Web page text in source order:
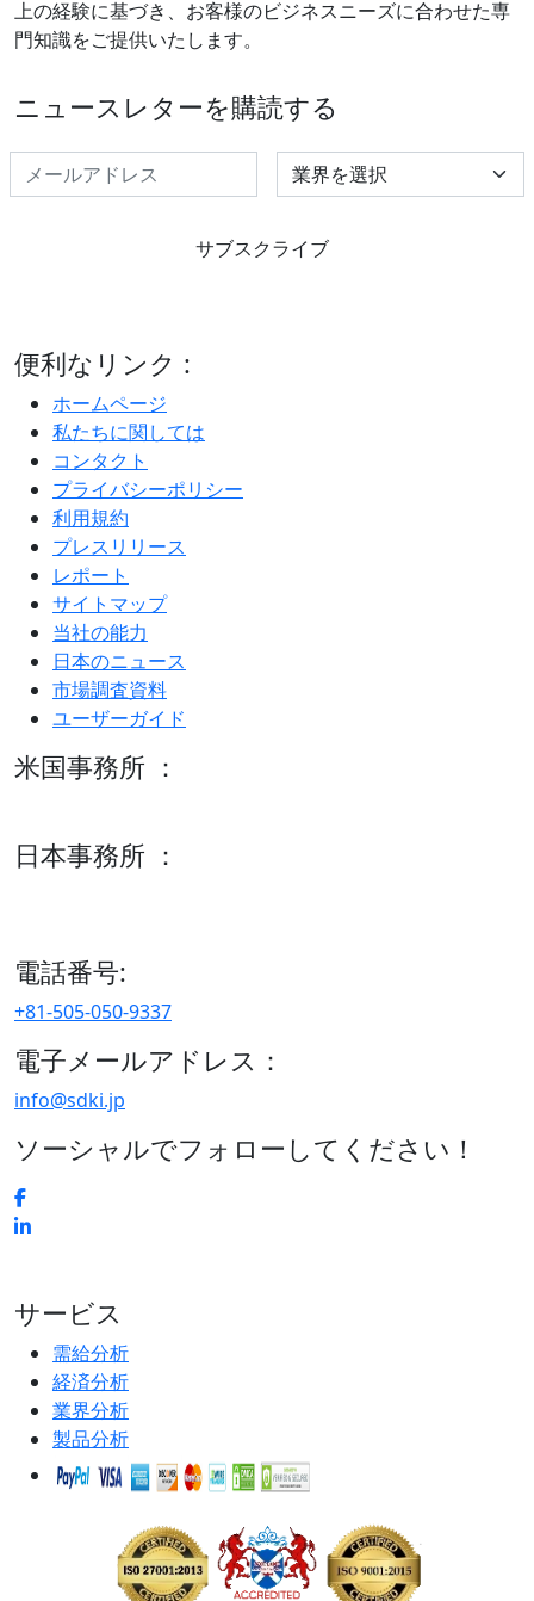
上の経験に基づき、お客様のビジネスニーズに合わせた専
門知識をご提供いたします。
ニュースレターを購読する
Select Industry
サブスクライブ
便利なリンク :
ホームページ
私たちに関しては
コンタクト
プライバシーポリシー
利用規約
プレスリリース
レポート
サイトマップ
当社の能力
日本のニュース
市場調査資料
ユーザーガイド
米国事務所 ：
日本事務所 ：
電話番号:
+81-505-050-9337
電子メールアドレス：
info@sdki.jp
ソーシャルでフォローしてください！
サービス
需給分析
経済分析
業界分析
製品分析